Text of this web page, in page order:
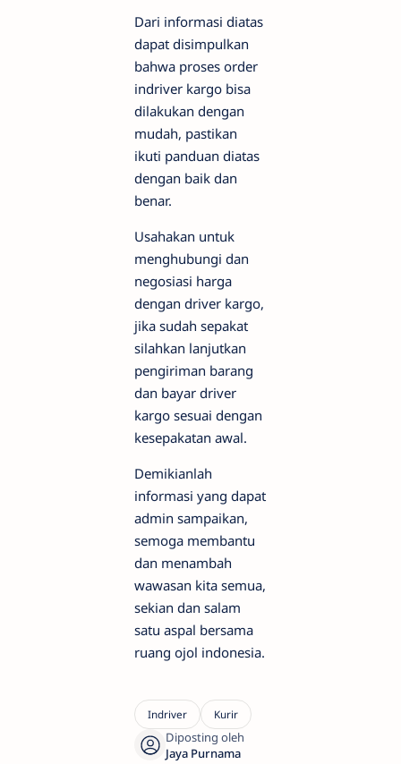
Dari informasi diatas
dapat disimpulkan
bahwa proses order
indriver kargo bisa
dilakukan dengan
mudah, pastikan
ikuti panduan diatas
dengan baik dan
benar.
Usahakan untuk
menghubungi dan
negosiasi harga
dengan driver kargo,
jika sudah sepakat
silahkan lanjutkan
pengiriman barang
dan bayar driver
kargo sesuai dengan
kesepakatan awal.
Demikianlah
informasi yang dapat
admin sampaikan,
semoga membantu
dan menambah
wawasan kita semua,
sekian dan salam
satu aspal bersama
ruang ojol indonesia.